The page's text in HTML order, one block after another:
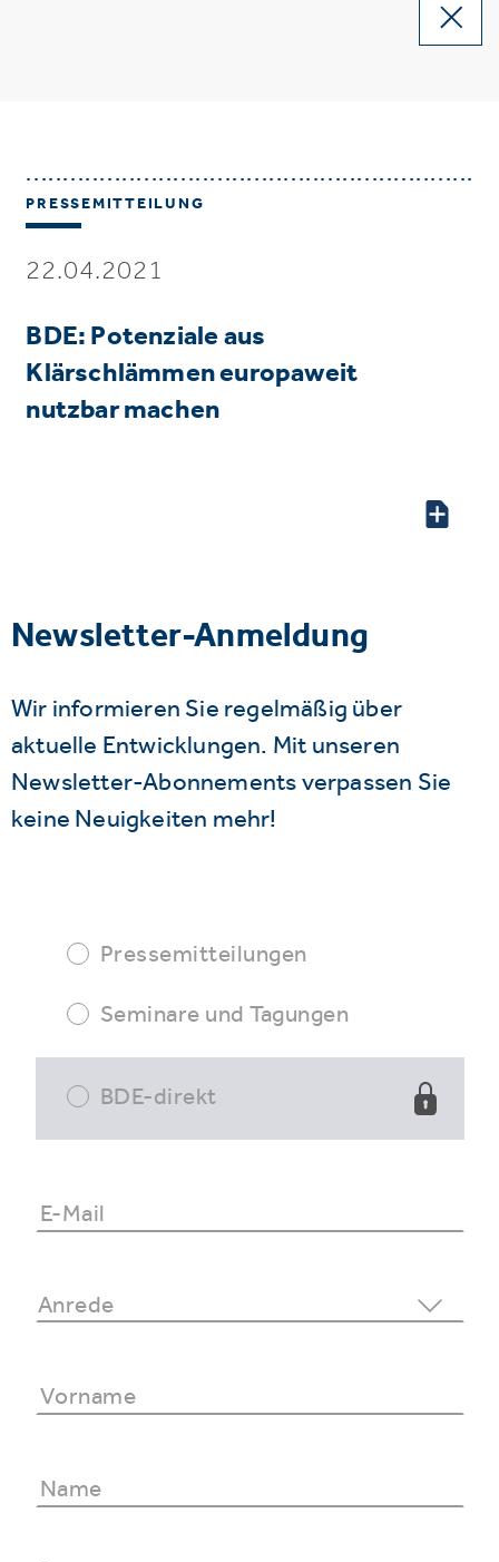
PRESSEMITTEILUNG
22.04.2021
BDE: Potenziale aus
Klärschlämmen europaweit
nutzbar machen
Newsletter-Anmeldung
Wir informieren Sie regelmäßig über
aktuelle Entwicklungen. Mit unseren
Newsletter-Abonnements verpassen Sie
keine Neuigkeiten mehr!
Pressemitteilungen
Seminare und Tagungen
BDE-direkt